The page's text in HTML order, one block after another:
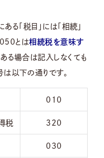
る「税目」には「相続」
050とは相続税を意味す
る場合は記入しなくても
以下の通りです。
010
税 320
030